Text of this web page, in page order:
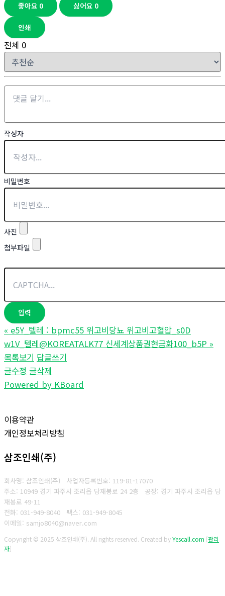
좋아요 0 싫어요 0
인쇄
전체 0
작성자
비밀번호
사진
첨부파일
« e5Y_텔레 : bpmc55 위고비당뇨 위고비고혈압_s0D
w1V_텔레@KOREATALK77 신세계상품권현금화100_b5P »
목록보기 답글쓰기
글수정 글삭제
Powered by KBoard
이용약관
개인정보처리방침
삼조인쇄(주)
회사명: 삼조인쇄(주) 사업자등록번호: 119-81-17070
주소: 10949 경기 파주시 조리읍 당재봉로 24 2층 공장: 경기 파주시 조리읍 당
재봉로 49-11
전화: 031-949-8040
팩스: 031-949-8045
이메일: samjo8040@naver.com
Copyright © 2025 삼조인쇄(주). All rights reserved. Created byYescall.com [관리
자]